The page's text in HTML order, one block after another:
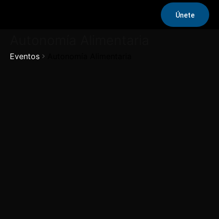
Únete
Eventos